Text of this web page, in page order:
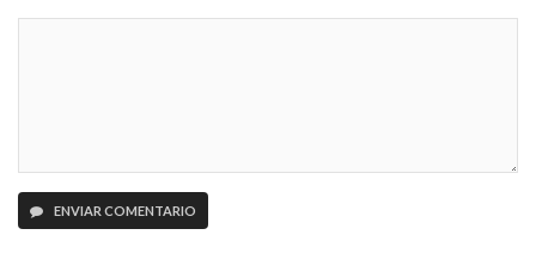
ENVIAR COMENTARIO